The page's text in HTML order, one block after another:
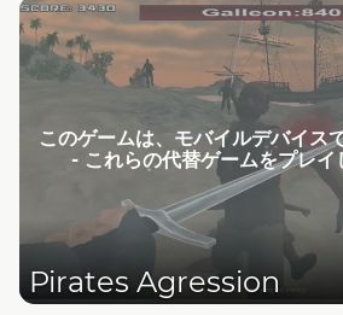
このゲームは、モバイルデバイス
- これらの代替ゲームをプレイ
Pirates Agression